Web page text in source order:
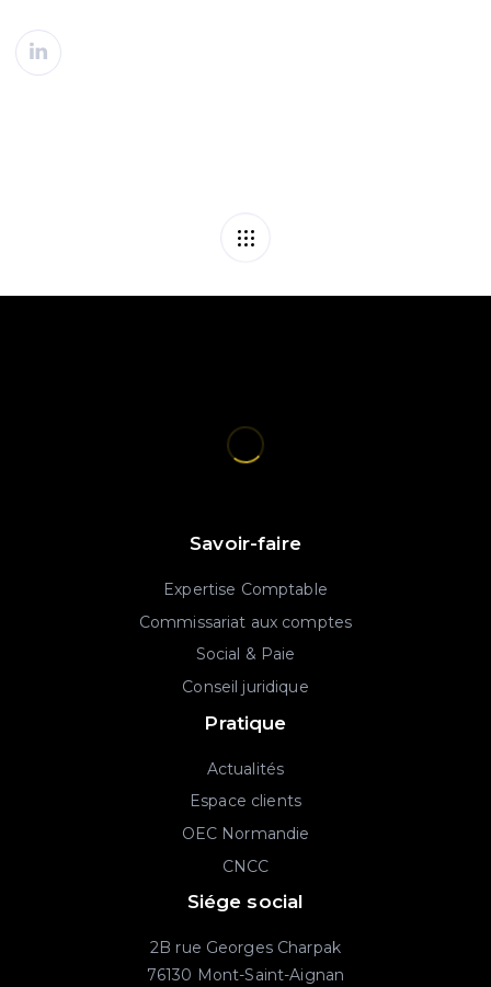
Savoir-faire
Expertise Comptable
Commissariat aux comptes
Social & Paie
Conseil juridique
Pratique
Actualités
Espace clients
OEC Normandie
CNCC
Siége social
2B rue Georges Charpak
76130 Mont-Saint-Aignan